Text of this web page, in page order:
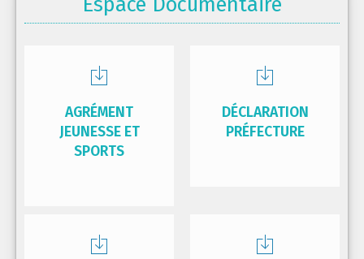
AGRÉMENT
JEUNESSE ET
SPORTS
DÉCLARATION
PRÉFECTURE